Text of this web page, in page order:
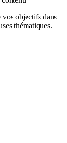
vos objectifs dans
thématiques.